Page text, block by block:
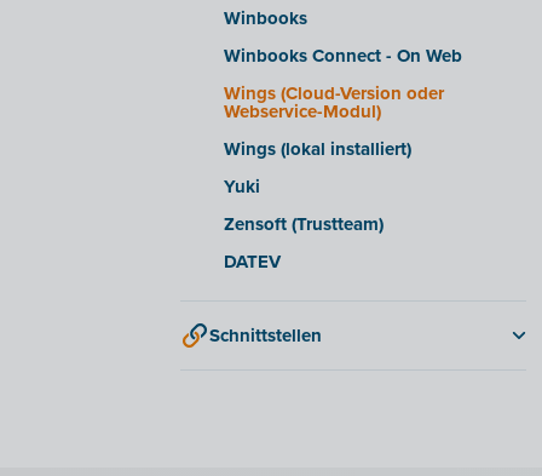
Winbooks
Winbooks Connect - On Web
Wings (Cloud-Version oder
Webservice-Modul)
Wings (lokal installiert)
Yuki
Zensoft (Trustteam)
DATEV
Schnittstellen